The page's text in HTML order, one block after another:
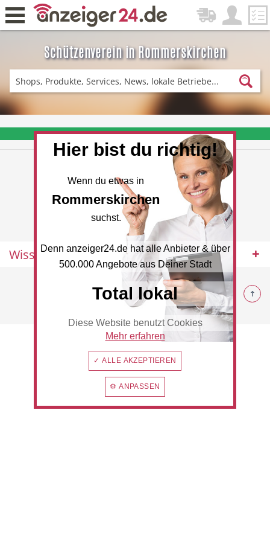
Schützenverein in Rommerskirchen
Zurück
Fitness & Sport Einkaufen
News
Restaurant Hotel
Beauty & Wellness Auto
Handwerk Sport & Freizeit
❤️ Aktuelle Angebote & Prospekte per Newsletter erhalten
Wissenswertes
© 2026 Rommerskirchen
Hier bist du richtig!
Wenn du etwas in
Rommerskirchen
suchst.
Denn anzeiger24.de hat alle Anbieter & über
500.000 Angebote aus Deiner Stadt
Total lokal
Diese Website benutzt Cookies
Mehr erfahren
✓ ALLE AKZEPTIEREN
⚙ ANPASSEN